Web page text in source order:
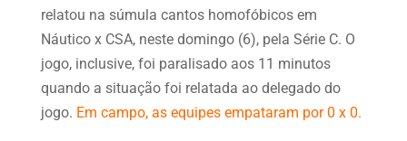
relatou na súmula cantos homofóbicos em
Náutico x CSA, neste domingo (6), pela Série C. O
jogo, inclusive, foi paralisado aos 11 minutos
quando a situação foi relatada ao delegado do
jogo. Em campo, as equipes empataram por 0 x 0.